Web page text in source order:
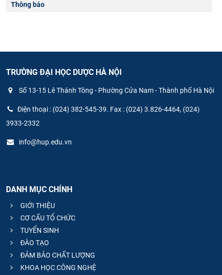
Thông báo
TRƯỜNG ĐẠI HỌC DƯỢC HÀ NỘI
Số 13-15 Lê Thánh Tông - Phường Cửa Nam - Thành phố Hà Nội
Điện thoại : (024) 382-545-39. Fax : (024) 3.826-4464, (024)
3933-2332
info@hup.edu.vn
DANH MỤC CHÍNH
GIỚI THIỆU
CƠ CẤU TỔ CHỨC
TUYỂN SINH
ĐÀO TẠO
ĐẢM BẢO CHẤT LƯỢNG
KHOA HỌC CÔNG NGHỆ